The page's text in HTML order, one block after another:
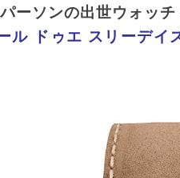
ーソンの出世ウォッチ
ル ドゥエ スリーデ